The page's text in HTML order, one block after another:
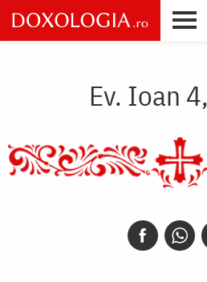
Skip
to
main
Ev. Ioan